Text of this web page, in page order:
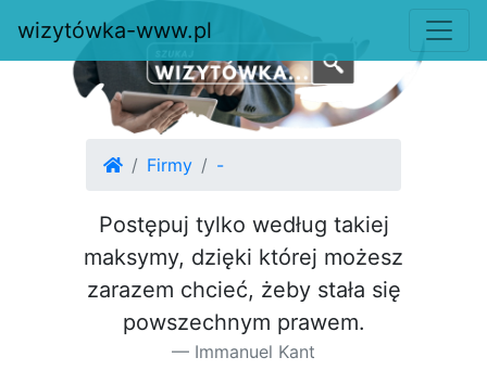
Firmy -
Postępuj tylko według takiej
maksymy, dzięki której możesz
za­razem chcieć, żeby stała się
pow­szechnym prawem.
Immanuel Kant
wizytówka-www.pl